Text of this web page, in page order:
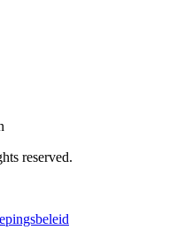
reserved.